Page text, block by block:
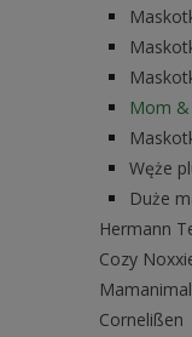
Mom
Węże
Duże
Hermann
Cozy
Cornelißen